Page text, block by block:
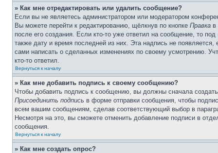
» Как мне отредактировать или удалить сообщение?
Если вы не являетесь администратором или модератором
Вы можете перейти к редактированию, щёлкнув по кнопке Правка в
после его создания. Если кто-то уже ответил на сообщение, то
также дату и время последней из них. Эта надпись не
сами написать о сделанных изменениях по своему усмотрению.
кто-то ответил.
Вернуться к началу
» Как мне добавить подпись к своему сообщению?
Чтобы добавить подпись к сообщению, вы должны сначала
Присоединить подпись в форме отправки сообщения, чтобы
всем вашим сообщениям, сделав соответствующий выбор в
Несмотря на это, вы сможете отменить добавление подписи в
сообщения.
Вернуться к началу
» Как мне создать опрос?